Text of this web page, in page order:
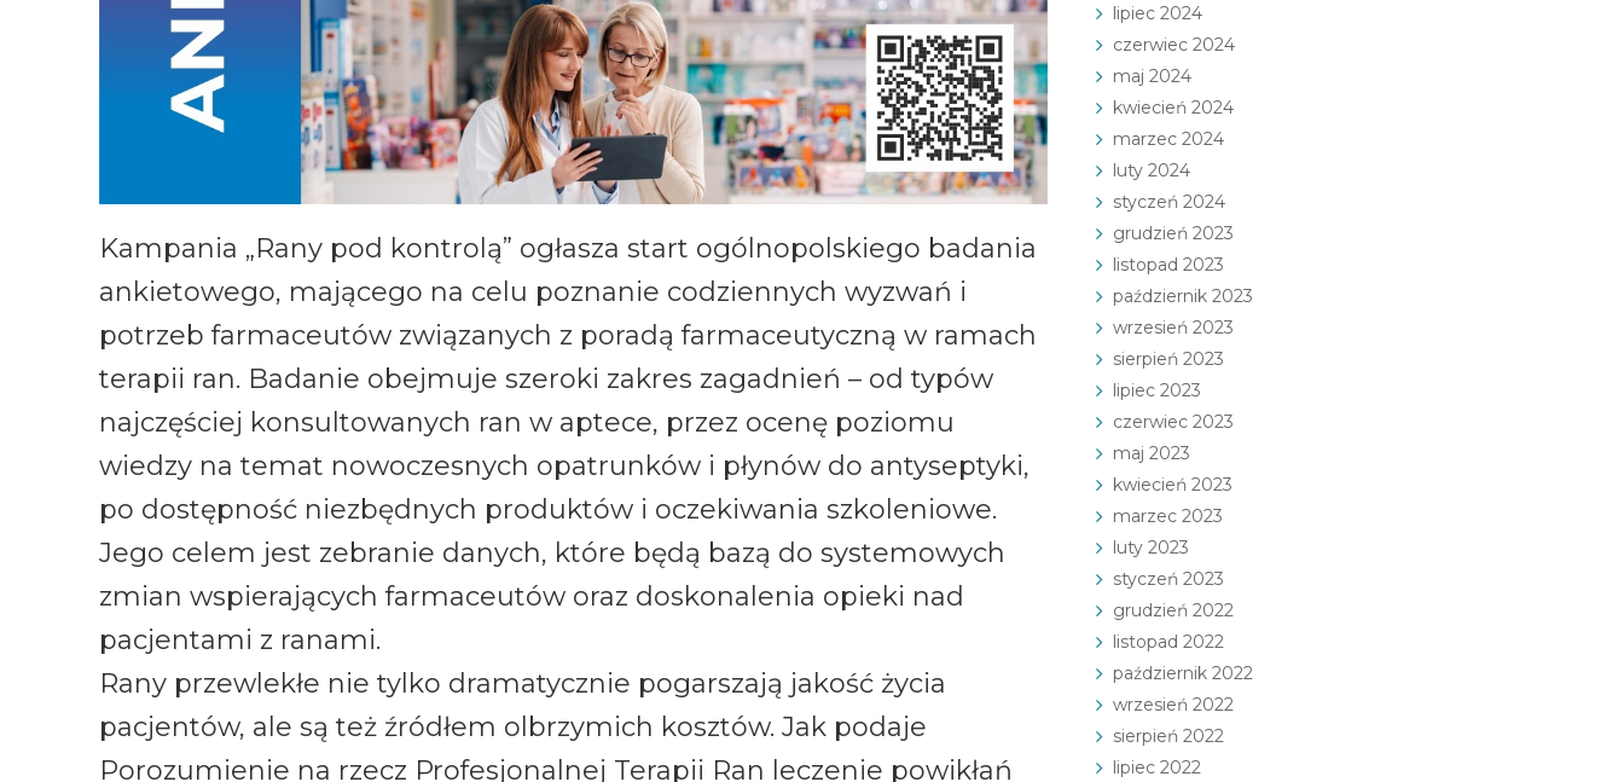
Kampania „Rany pod kontrolą” ogłasza start ogólnopolskiego badania
ankietowego, mającego na celu poznanie codziennych wyzwań i
potrzeb farmaceutów związanych z poradą farmaceutyczną w ramach
terapii ran. Badanie obejmuje szeroki zakres zagadnień – od typów
najczęściej konsultowanych ran w aptece, przez ocenę poziomu
wiedzy na temat nowoczesnych opatrunków i płynów do antyseptyki,
po dostępność niezbędnych produktów i oczekiwania szkoleniowe.
Jego celem jest zebranie danych, które będą bazą do systemowych
zmian wspierających farmaceutów oraz doskonalenia opieki nad
pacjentami z ranami.
Rany przewlekłe nie tylko dramatycznie pogarszają jakość życia
pacjentów, ale są też źródłem olbrzymich kosztów. Jak podaje
Porozumienie na rzecz Profesjonalnej Terapii Ran leczenie powikłań
lipiec 2024
czerwiec 2024
maj 2024
kwiecień 2024
marzec 2024
luty 2024
styczeń 2024
grudzień 2023
listopad 2023
październik 2023
wrzesień 2023
sierpień 2023
lipiec 2023
czerwiec 2023
maj 2023
kwiecień 2023
marzec 2023
luty 2023
styczeń 2023
grudzień 2022
listopad 2022
październik 2022
wrzesień 2022
sierpień 2022
lipiec 2022